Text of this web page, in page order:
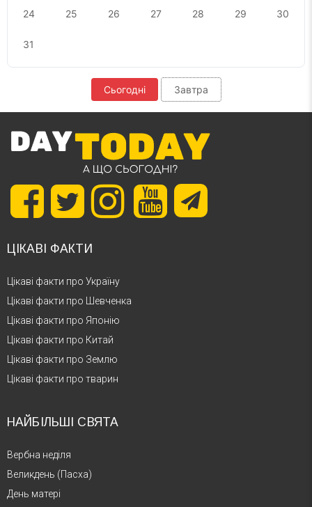
24 25 26 27 28 29 30
31
Сьогодні Завтра
ЦІКАВІ ФАКТИ
Цікаві факти про Україну
Цікаві факти про Шевченка
Цікаві факти про Японію
Цікаві факти про Китай
Цікаві факти про Землю
Цікаві факти про тварин
НАЙБІЛЬШІ СВЯТА
Вербна неділя
Великдень (Пасха)
День матері